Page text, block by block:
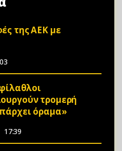
της ΑΕΚ με
τρομερή
όραμα»
17:39